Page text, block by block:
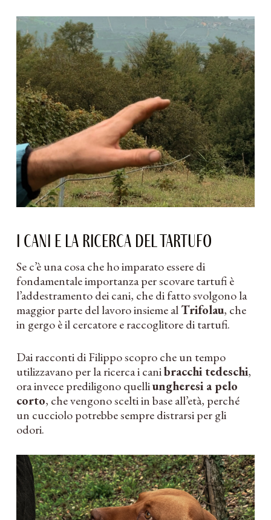
I cani e la ricerca del tartufo
Se c’è una cosa che ho imparato essere di
fondamentale importanza per scovare tartufi è
l’addestramento dei cani, che di fatto svolgono la
maggior parte del lavoro insieme alTrifolau, che
in gergo è il cercatore e raccoglitore di tartufi.
Dai racconti di Filippo scopro che un tempo
utilizzavano per la ricerca i canibracchi tedeschi,
ora invece prediligono quelliungheresi a pelo
corto, che vengono scelti in base all’età, perché
un cucciolo potrebbe sempre distrarsi per gli
odori.